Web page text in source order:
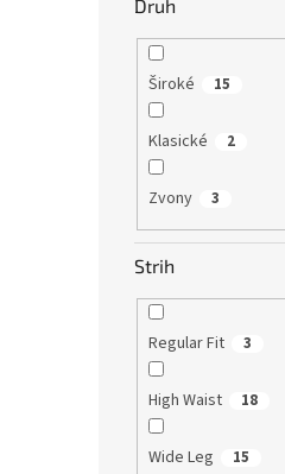
Druh
Široké 15
Klasické 2
Zvony 3
Strih
Regular Fit 3
High Waist 18
Wide Leg 15